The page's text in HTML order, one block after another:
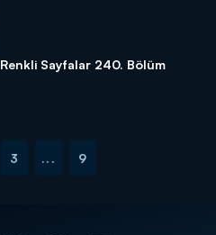
Renkli Sayfalar 240. Bölüm
3 ... 9